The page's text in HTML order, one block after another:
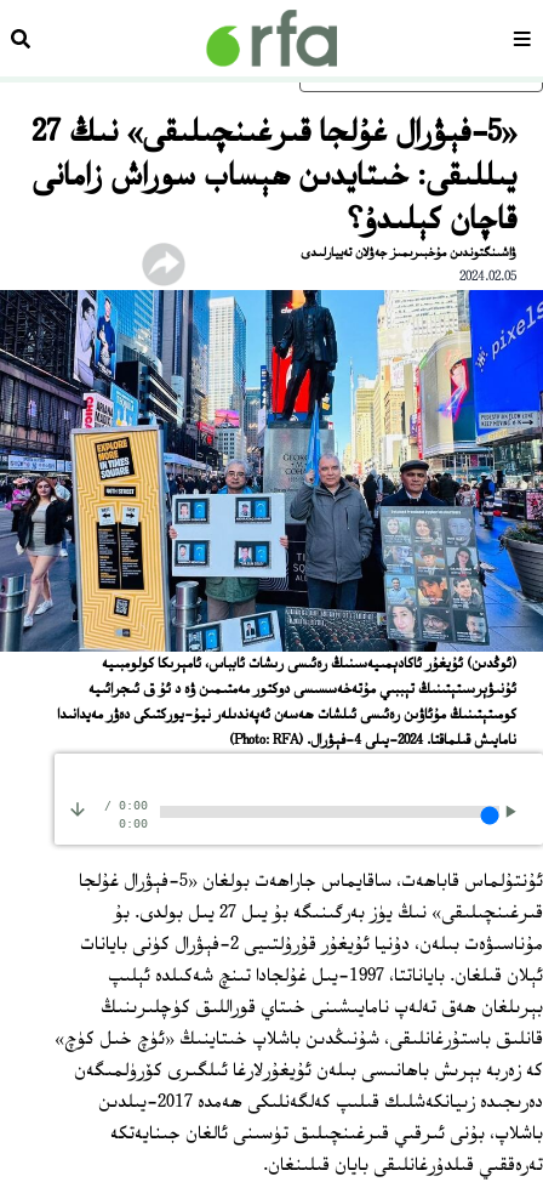
ئاساسلىق مەزمۇنغا ئاتلاڭسەھىپە
«5-فېۋرال غۇلجا قىرغىنچىلىقى» نىڭ 27
يىللىقى: خىتايدىن ھېساب سوراش زامانى
قاچان كېلىدۇ؟
ۋاشىنگتوندىن مۇخبىرىمىز جەۋلان تەييارلىدى
2024.02.05
(ئوڭدىن) ئۇيغۇر ئاكادېمىيەسىنىڭ رەئىسى رىشات ئابباس، ئامېرىكا كولومبىيە
ئۇنىۋېرسىتېتىنىڭ تېببىي مۇتەخەسسىسى دوكتور مەمتىمىن ۋە د ئۇ ق ئىجرائىيە
كومىتېتىنىڭ مۇئاۋىن رەئىسى ئىلشات ھەسەن ئەپەندىلەر نيۇ-يوركتىكى دەۋر مەيدانىدا
نامايىش قىلماقتا. 2024-يىلى 4-فېۋرال.
(Photo: RFA)
0:00
/
0:00
ئۇنتۇلماس قاباھەت، ساقايماس جاراھەت بولغان «5-فېۋرال غۇلجا
قىرغىنچىلىقى» نىڭ يۈز بەرگىنىگە بۇ يىل 27 يىل بولدى. بۇ
مۇناسىۋەت بىلەن، دۇنيا ئۇيغۇر قۇرۇلتىيى 2-فېۋرال كۈنى بايانات
ئېلان قىلغان. باياناتتا، 1997-يىل غۇلجادا تىنچ شەكىلدە ئېلىپ
بېرىلغان ھەق تەلەپ نامايىشىنى خىتاي قوراللىق كۈچلىرىنىڭ
قانلىق باستۇرغانلىقى، شۇنىڭدىن باشلاپ خىتاينىڭ «ئۈچ خىل كۈچ»
كە زەربە بېرىش باھانىسى بىلەن ئۇيغۇرلارغا ئىلگىرى كۆرۈلمىگەن
دەرىجىدە زىيانكەشلىك قىلىپ كەلگەنلىكى ھەمدە 2017-يىلدىن
باشلاپ، بۇنى ئىرقىي قىرغىنچىلىق تۈسىنى ئالغان جىنايەتكە
تەرەققىي قىلدۇرغانلىقى بايان قىلىنغان.